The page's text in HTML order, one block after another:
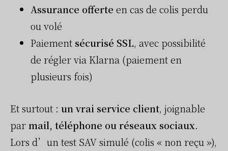
Assurance offerte en cas de colis perdu
ou volé
Paiement sécurisé SSL, avec possibilité
de régler via Klarna (paiement en
plusieurs fois)
Et surtout : un vrai service client, joignable
parmail, téléphone ou réseaux sociaux.
Lors d’un test SAV simulé (colis « non reçu »),